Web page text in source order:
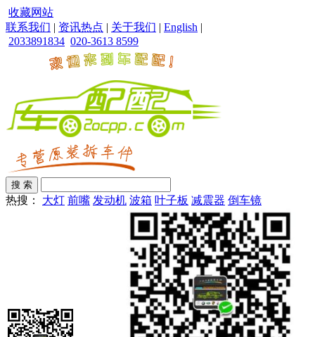
收藏网站
联系我们 | 资讯热点 | 关于我们 | English |
2033891834 020-3613 8599
热搜： 大灯 前嘴 发动机 波箱 叶子板 减震器 倒车镜